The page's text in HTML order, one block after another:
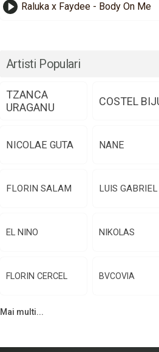
Raluka x Faydee - Body On Me
Artisti Populari
TZANCA
URAGANU
COSTEL
NICOLAE GUTA NANE
FLORIN SALAM LUIS GABRIEL
EL NINO NIKOLAS
FLORIN CERCEL BVCOVIA
Mai multi...